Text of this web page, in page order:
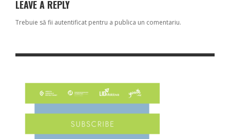
LEAVE A REPLY
Trebuie să fii autentificat pentru a publica un comentariu.